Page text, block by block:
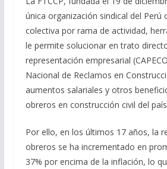
única organización sindical del Perú
colectiva por rama de actividad,
le permite solucionar en trato
representación empresarial
Nacional de Reclamos en
aumentos salariales y otros
obreros en construcción civil del
Por ello, en los últimos 17 años, la
obreros se ha incrementado en
37% por encima de la inflación, lo